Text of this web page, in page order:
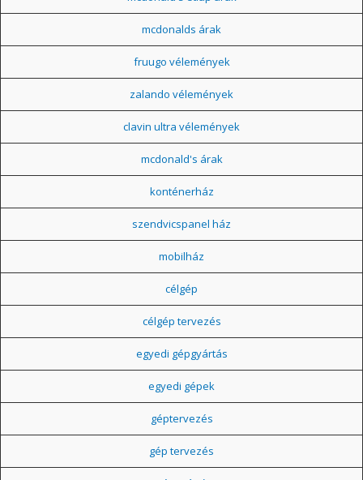
mcdonalds árak
fruugo vélemények
zalando vélemények
clavin ultra vélemények
mcdonald's árak
konténerház
szendvicspanel ház
mobilház
célgép
célgép tervezés
egyedi gépgyártás
egyedi gépek
géptervezés
gép tervezés